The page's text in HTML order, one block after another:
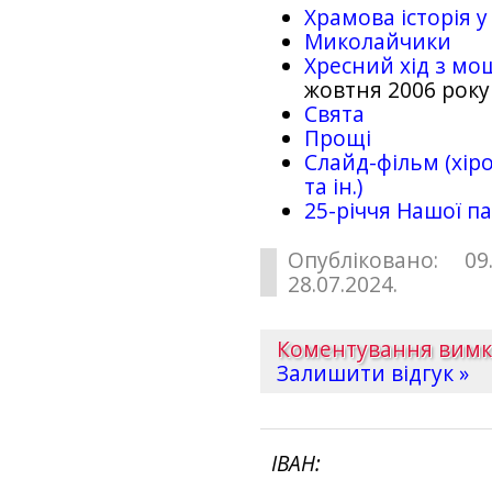
Храмова історія
Миколайчики
Хресний хід з
жовтня 2006 року
Свята
Прощі
Слайд-фільм
та ін.)
25-рiччя Нашої
Опубліковано:
28.07.2024.
Коментування
Залишити відгук »
ІВАН